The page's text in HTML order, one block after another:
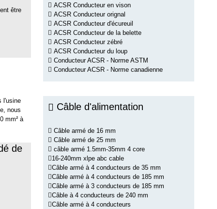
être
l'usine
nous
mm² à
de
ACSR Conducteur en vison
ACSR Conducteur orignal
ACSR Conducteur d'écureuil
ACSR Conducteur de la belette
ACSR Conducteur zébré
ACSR Conducteur du loup
Conducteur ACSR - Norme ASTM
Conducteur ACSR - Norme canadienne
Câble d'alimentation
Câble armé de 16 mm
Câble armé de 25 mm
câble armé 1.5mm-35mm 4 core
16-240mm xlpe abc cable
Câble armé à 4 conducteurs de 35 mm
Câble armé à 4 conducteurs de 185 mm
Câble armé à 3 conducteurs de 185 mm
Câble à 4 conducteurs de 240 mm
Câble armé à 4 conducteurs